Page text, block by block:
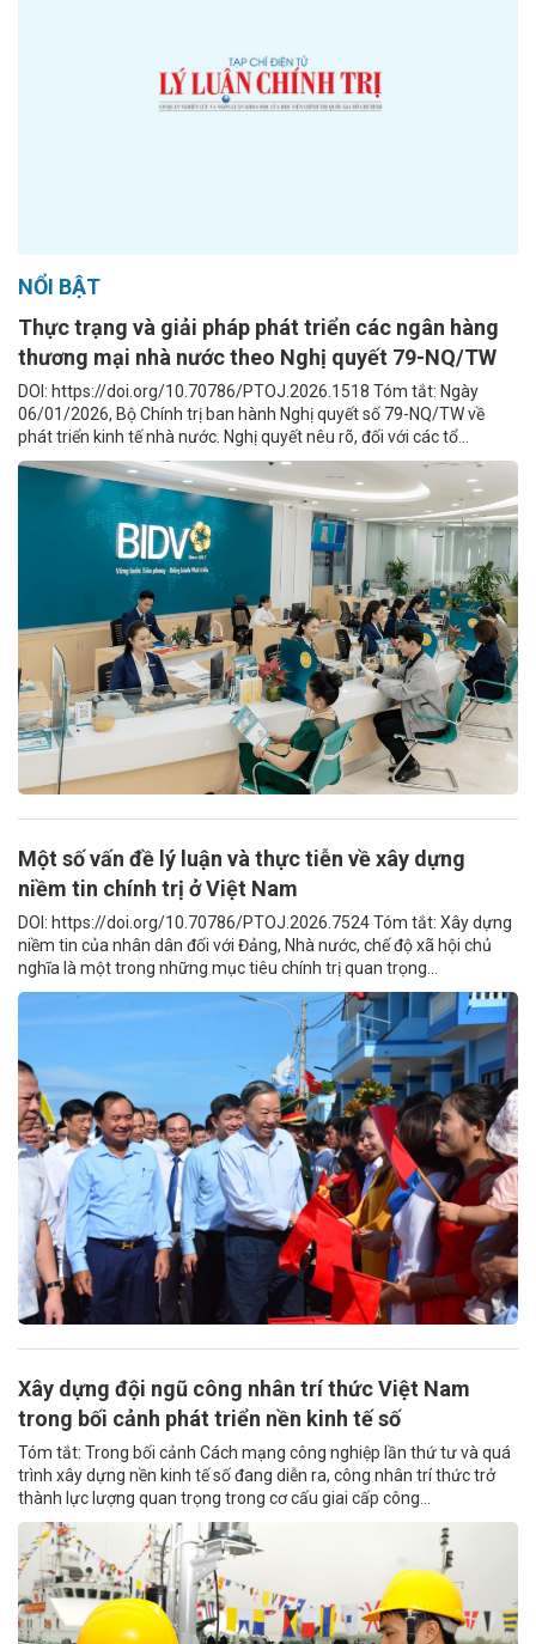
NỔI BẬT
Thực trạng và giải pháp phát triển các ngân hàng
thương mại nhà nước theo Nghị quyết 79-NQ/TW
DOI: https://doi.org/10.70786/PTOJ.2026.1518 Tóm tắt: Ngày
06/01/2026, Bộ Chính trị ban hành Nghị quyết số 79-NQ/TW về
phát triển kinh tế nhà nước. Nghị quyết nêu rõ, đối với các tổ...
Một số vấn đề lý luận và thực tiễn về xây dựng
niềm tin chính trị ở Việt Nam
DOI: https://doi.org/10.70786/PTOJ.2026.7524 Tóm tắt: Xây dựng
niềm tin của nhân dân đối với Đảng, Nhà nước, chế độ xã hội chủ
nghĩa là một trong những mục tiêu chính trị quan trọng...
Xây dựng đội ngũ công nhân trí thức Việt Nam
trong bối cảnh phát triển nền kinh tế số
Tóm tắt: Trong bối cảnh Cách mạng công nghiệp lần thứ tư và quá
trình xây dựng nền kinh tế số đang diễn ra, công nhân trí thức trở
thành lực lượng quan trọng trong cơ cấu giai cấp công...